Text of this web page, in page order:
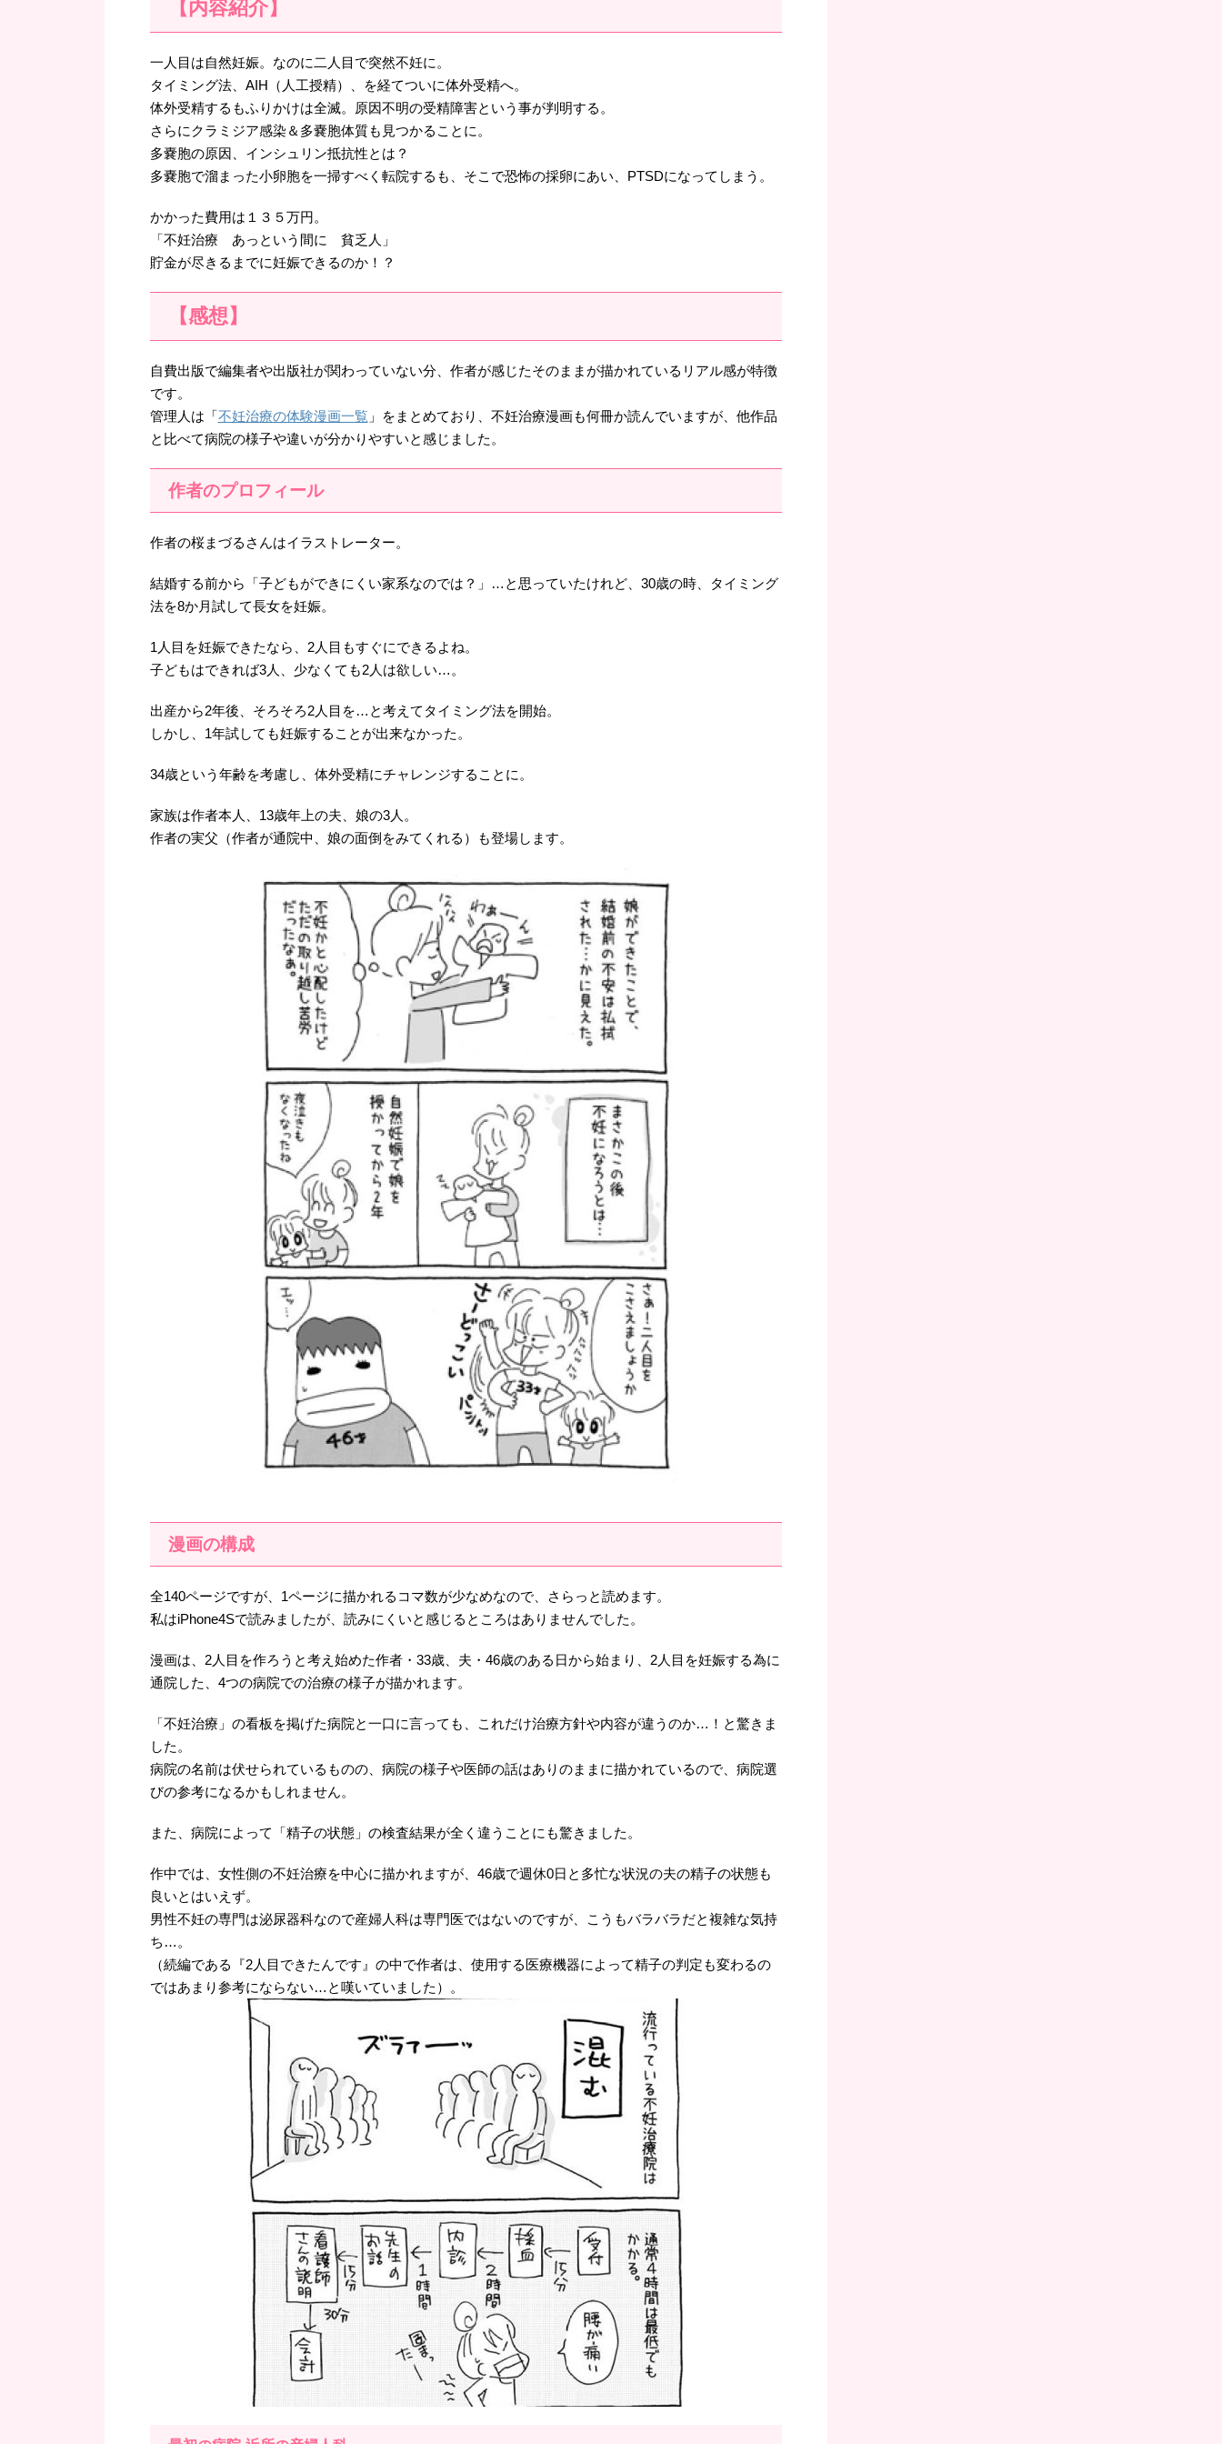
【内容紹介】
一人目は自然妊娠。なのに二人目で突然不妊に。
タイミング法、AIH（人工授精）、を経てついに体外受精へ。
体外受精するもふりかけは全滅。原因不明の受精障害という事が判明する。
さらにクラミジア感染＆多嚢胞体質も見つかることに。
多嚢胞の原因、インシュリン抵抗性とは？
多嚢胞で溜まった小卵胞を一掃すべく転院するも、そこで恐怖の採卵にあい、PTSDになってしまう。
かかった費用は１３５万円。
「不妊治療 あっという間に 貧乏人」
貯金が尽きるまでに妊娠できるのか！？
【感想】
自費出版で編集者や出版社が関わっていない分、作者が感じたそのままが描かれているリアル感が特徴
です。
管理人は「不妊治療の体験漫画一覧 」をまとめており、不妊治療漫画も何冊か読んでいますが、他作品
と比べて病院の様子や違いが分かりやすいと感じました。
作者のプロフィール
作者の桜まづるさんはイラストレーター。
結婚する前から「子どもができにくい家系なのでは？」…と思っていたけれど、30歳の時、タイミング
法を8か月試して長女を妊娠。
1人目を妊娠できたなら、2人目もすぐにできるよね。
子どもはできれば3人、少なくても2人は欲しい…。
出産から2年後、そろそろ2人目を…と考えてタイミング法を開始。
しかし、1年試しても妊娠することが出来なかった。
34歳という年齢を考慮し、体外受精にチャレンジすることに。
家族は作者本人、13歳年上の夫、娘の3人。
作者の実父（作者が通院中、娘の面倒をみてくれる）も登場します。
漫画の構成
全140ページですが、1ページに描かれるコマ数が少なめなので、さらっと読めます。
私はiPhone4Sで読みましたが、読みにくいと感じるところはありませんでした。
漫画は、2人目を作ろうと考え始めた作者・33歳、夫・46歳のある日から始まり、2人目を妊娠する為に
通院した、4つの病院での治療の様子が描かれます。
「不妊治療」の看板を掲げた病院と一口に言っても、これだけ治療方針や内容が違うのか…！と驚きま
した。
病院の名前は伏せられているものの、病院の様子や医師の話はありのままに描かれているので、病院選
びの参考になるかもしれません。
また、病院によって「精子の状態」の検査結果が全く違うことにも驚きました。
作中では、女性側の不妊治療を中心に描かれますが、46歳で週休0日と多忙な状況の夫の精子の状態も
良いとはいえず。
男性不妊の専門は泌尿器科なので産婦人科は専門医ではないのですが、こうもバラバラだと複雑な気持
ち…。
（続編である『2人目できたんです』の中で作者は、使用する医療機器によって精子の判定も変わるの
ではあまり参考にならない…と嘆いていました）。